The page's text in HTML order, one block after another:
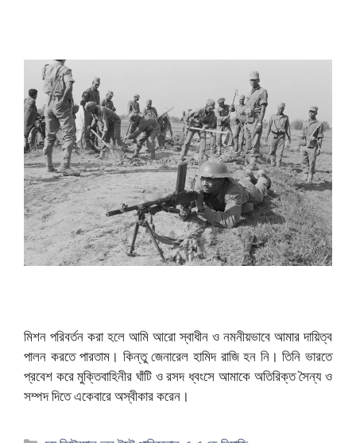
মিশন পরিবর্তন করা হলে আমি আরো স্বাধীন ও নমনীয়ভাবে আমার দায়িত্ব
পালন করতে পারতাম। কিন্তু জেনারেল হামিদ রাজি হন নি। তিনি ভারতে
প্রবেশ করে মুক্তিবাহিনীর ঘাঁটি ও রসদ ধ্বংসে আমাকে অতিরিক্ত সৈন্য ও
সম্পদ দিতে একেবারে অস্বীকার করেন।